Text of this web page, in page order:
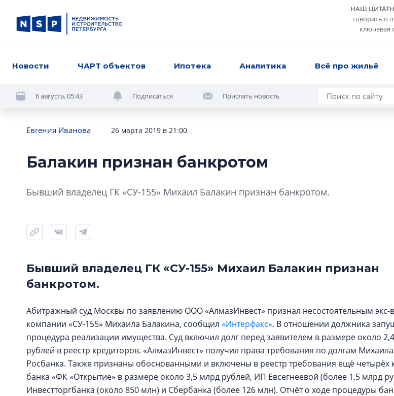
НАШ
говорить о
ключевая
Новости ЧАРТ объектов Ипотека Аналитика Всё про жильё
6 августа, 05:43 Подписаться Прислать новость
Евгения Иванова 26 марта 2019 в 21:00
Балакин признан банкротом
Бывший владелец ГК «СУ-155» Михаил Балакин признан банкротом.
Бывший владелец ГК «СУ-155» Михаил Балакин признан
банкротом.
Абитражный суд Москвы по заявлению ООО «АлмазИнвест» признал несостоятельным экс-
компании «СУ-155» Михаила Балакина, сообщил «Интерфакс». В отношении должника
процедура реализации имущества. Суд включил долг перед заявителем в размере около
рублей в реестр кредиторов. «АлмазИнвест» получил права требования по долгам
Росбанка. Также признаны обоснованными и включены в реестр требования ещё четырёх
банка «ФК «Открытие» в размере около 3,5 млрд рублей, ИП Евсегнеевой (более 1,5 млрд
Инвестторгбанка (около 850 млн) и Сбербанка (более 126 млн). Отчёт о ходе процедуры